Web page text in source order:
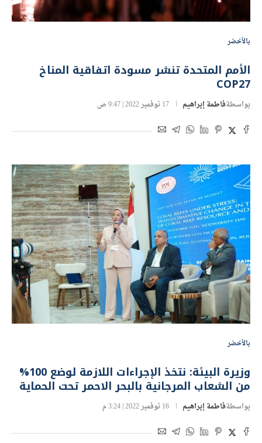
بالأخضر
الأمم المتحدة تنشر مسودة اتفاقية المناخ
COP27
بواسطةفاطمة إبراهيم 17 نوفمبر 2022 | 9:47 ص
بالأخضر
وزيرة البيئة: نتخذ الإجراءات اللازمة لوضع 100%
من الشعاب المرجانية بالبحر الاحمر تحت الحماية
بواسطةفاطمة إبراهيم 16 نوفمبر 2022 | 3:24 م